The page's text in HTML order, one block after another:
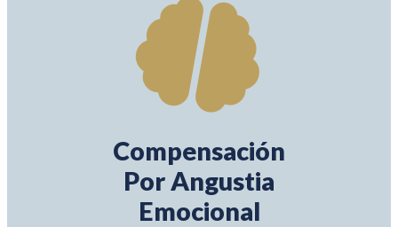
Compensación
Por Angustia
Emocional